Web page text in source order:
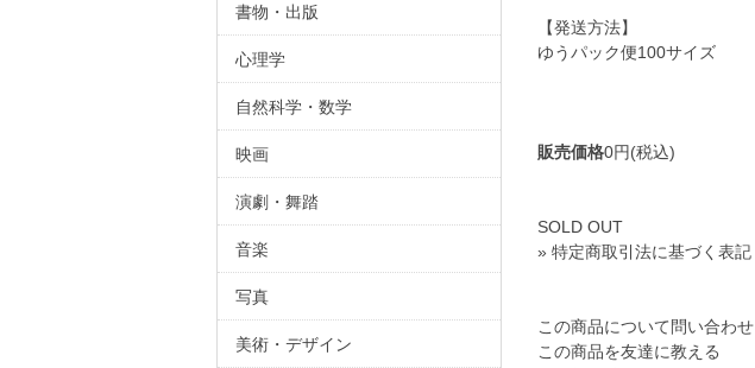
【発送方法】
ゆうパック便100サイズ
販売価格0円(税込)
SOLD OUT
» 特定商取引法に基づく表
この商品について問い合わせ
この商品を友達に教える
書物・出版
心理学
自然科学・数学
映画
演劇・舞踏
音楽
写真
美術・デザイン